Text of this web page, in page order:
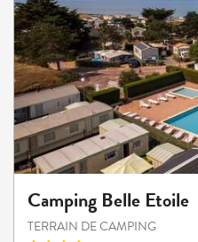
Camping Belle Etoile
TERRAIN DE CAMPING